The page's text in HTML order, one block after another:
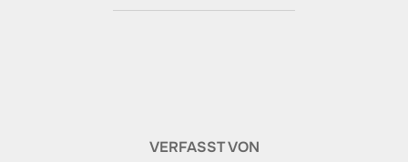
VERFASST VON